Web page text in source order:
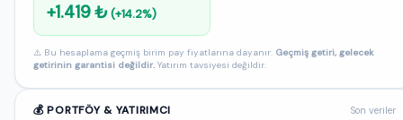
+1.419 ₺(+14.2%)
⚠️ Bu hesaplama geçmiş birim pay fiyatlarına dayanır. Geçmiş getiri, gelecek
getirinin garantisi değildir. Yatırım tavsiyesi değildir.
💰 PORTFÖY & YATIRIMCI Son veriler